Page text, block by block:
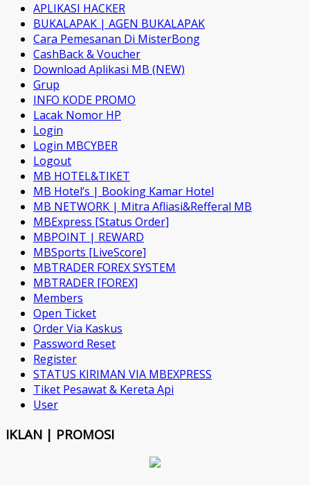
APLIKASI HACKER
BUKALAPAK | AGEN BUKALAPAK
Cara Pemesanan Di MisterBong
CashBack & Voucher
Download Aplikasi MB (NEW)
Grup
INFO KODE PROMO
Lacak Nomor HP
Login
Login MBCYBER
Logout
MB HOTEL&TIKET
MB Hotel’s | Booking Kamar Hotel
MB NETWORK | Mitra Afliasi&Refferal MB
MBExpress [Status Order]
MBPOINT | REWARD
MBSports [LiveScore]
MBTRADER FOREX SYSTEM
MBTRADER [FOREX]
Members
Open Ticket
Order Via Kaskus
Password Reset
Register
STATUS KIRIMAN VIA MBEXPRESS
Tiket Pesawat & Kereta Api
User
IKLAN | PROMOSI